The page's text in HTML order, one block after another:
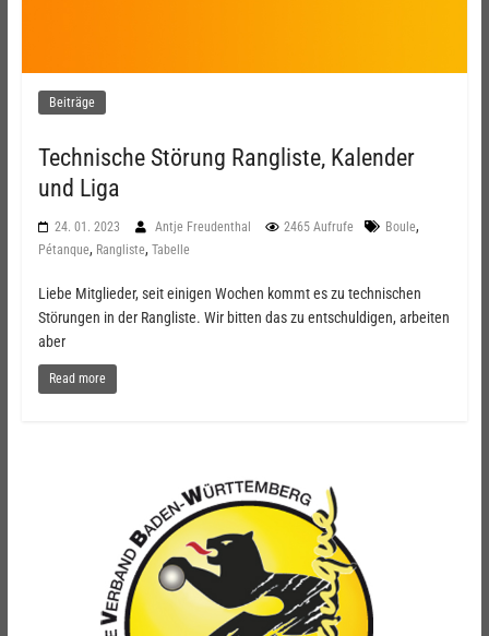
Beiträge
Technische Störung Rangliste, Kalender
und Liga
24. 01. 2023 Antje Freudenthal 2465 Aufrufe Boule,
Pétanque, Rangliste, Tabelle
Liebe Mitglieder, seit einigen Wochen kommt es zu technischen
Störungen in der Rangliste. Wir bitten das zu entschuldigen, arbeiten
aber
Read more